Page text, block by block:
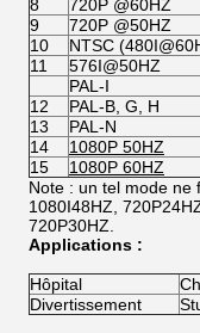
8 720P @60HZ
9
720P @50HZ
10
NTSC
11
576I@50HZ
PAL-I
12
PAL-B, G, H
13
PAL-N
14
1080P 50HZ
15
1080P 60HZ
Note : un tel mode ne
1080I48HZ,
720P30HZ.
Applications :
Hôpital
Divertissement